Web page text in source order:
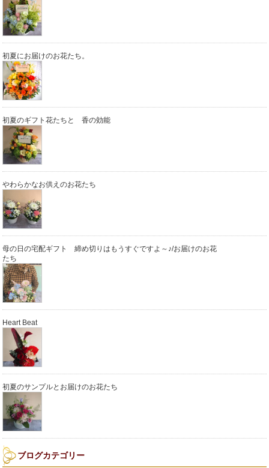
初夏にお届けのお花たち。
初夏のギフト花たちと 香の効能
やわらかなお供えのお花たち
母の日の宅配ギフト 締め切りはもうすぐですよ～♪/お届けのお花
たち
Heart Beat
初夏のサンプルとお届けのお花たち
ブログカテゴリー